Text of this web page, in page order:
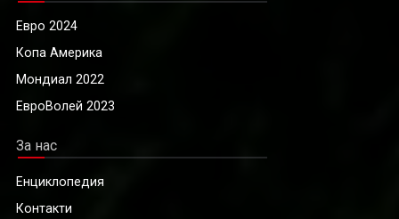
Евро 2024
Копа Америка
Мондиал 2022
ЕвроВолей 2023
За нас
Енциклопедия
Контакти